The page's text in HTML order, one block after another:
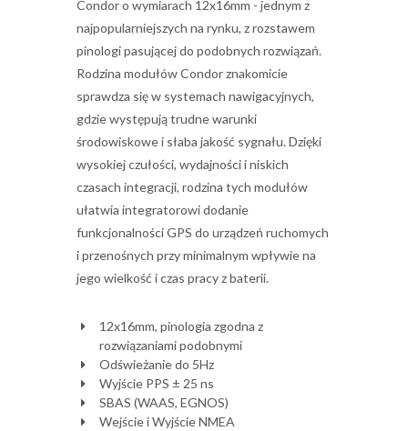
Condor o wymiarach 12x16mm - jednym z
najpopularniejszych na rynku, z rozstawem
pinologi pasującej do podobnych rozwiązań.
Rodzina modułów Condor znakomicie
sprawdza się w systemach nawigacyjnych,
gdzie występują trudne warunki
środowiskowe i słaba jakość sygnału. Dzięki
wysokiej czułości, wydajności i niskich
czasach integracji, rodzina tych modułów
ułatwia integratorowi dodanie
funkcjonalności GPS do urządzeń ruchomych
i przenośnych przy minimalnym wpływie na
jego wielkość i czas pracy z baterii.
12x16mm, pinologia zgodna z
rozwiązaniami podobnymi
Odświeżanie do 5Hz
Wyjście PPS ± 25 ns
SBAS (WAAS, EGNOS)
Wejście i Wyjście NMEA